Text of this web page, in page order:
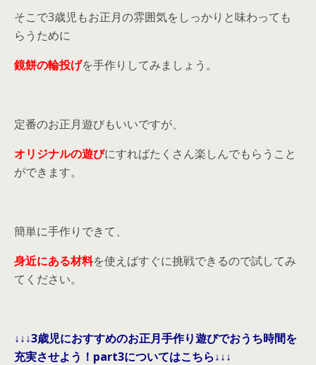
そこで3歳児もお正月の雰囲気をしっかりと味わっても
らうために
鏡餅の輪投げを手作りしてみましょう。
定番のお正月遊びもいいですが、
オリジナルの遊びにすればたくさん楽しんでもらうこと
ができます。
簡単に手作りできて、
身近にある材料を使えばすぐに挑戦できるので試してみ
てください。
↓↓↓3歳児におすすめのお正月手作り遊びでおうち時間を
充実させよう！part3についてはこちら↓↓↓